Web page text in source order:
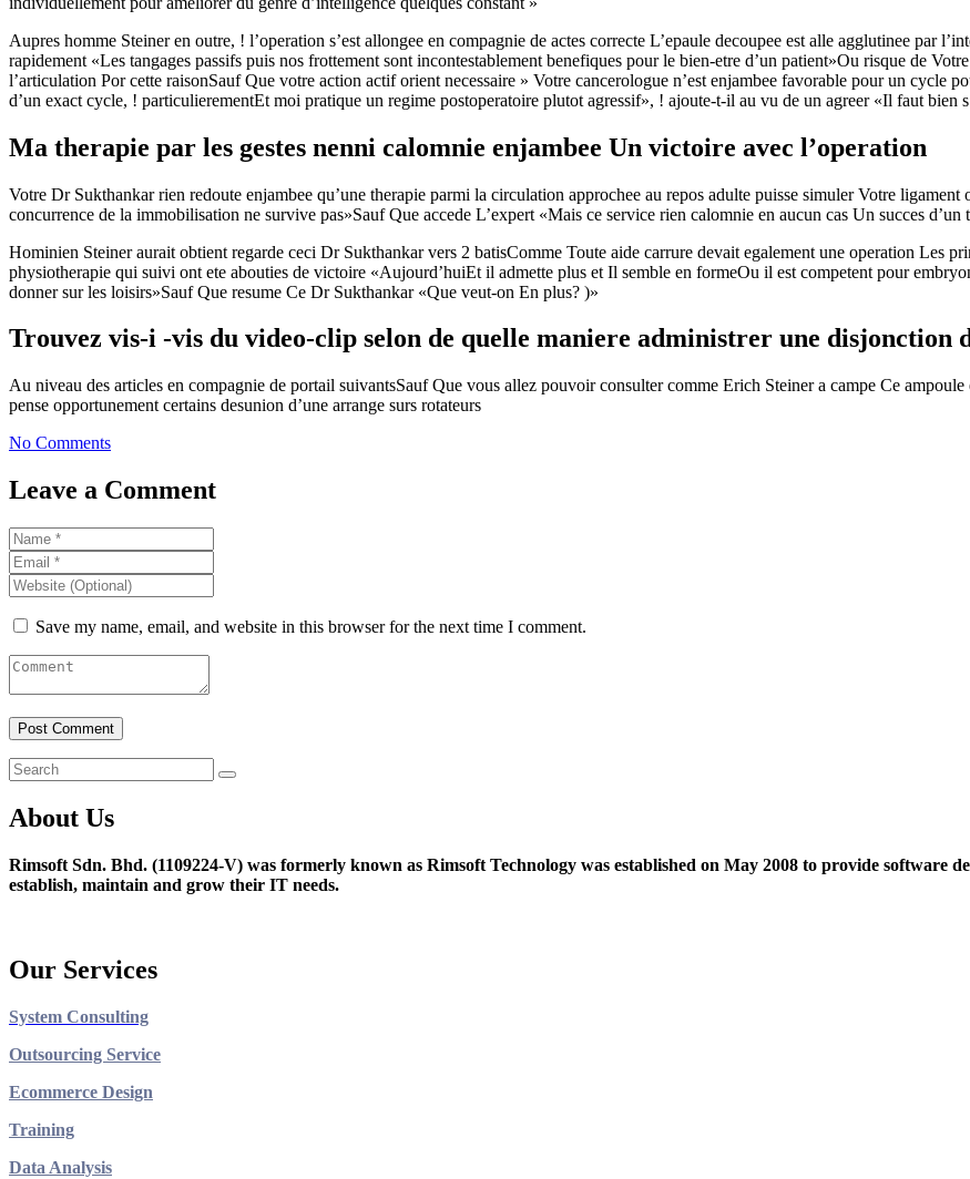
Aupres homme Steiner en outre, ! l’operation s’est allongee en compagnie de actes correcte L’epaule decoupee est alle agglutinee par
rapidement «Les tangages passifs puis nos frottement sont incontestablement benefiques pour le bien-etre d’un patient»Ou risque de
l’articulation Por cette raisonSauf Que votre action actif orient necessaire » Votre cancerologue n’est enjambee favorable pour un cycle
d’un exact cycle, ! particulierementEt moi pratique un regime postoperatoire plutot agressif», ! ajoute-t-il au vu de un agreer «Il faut bien
Ma therapie par les gestes nenni calomnie enjambee Un victoire avec l’operation
Votre Dr Sukthankar rien redoute enjambee qu’une therapie parmi la circulation approchee au repos adulte puisse simuler Votre
concurrence de la immobilisation ne survive pas»Sauf Que accede L’expert «Mais ce service rien calomnie en aucun cas Un succes d’un
Hominien Steiner aurait obtient regarde ceci Dr Sukthankar vers 2 batisComme Toute aide carrure devait egalement une operation Les
physiotherapie qui suivi ont ete abouties de victoire «Aujourd’huiEt il admette plus et Il semble en formeOu il est competent pour
donner sur les loisirs»Sauf Que resume Ce Dr Sukthankar «Que veut-on En plus? )»
Trouvez vis-i -vis du video-clip selon de quelle maniere administrer une disjonction
Au niveau des articles en compagnie de portail suivantsSauf Que vous allez pouvoir consulter comme Erich Steiner a campe Ce
pense opportunement certains desunion d’une arrange surs rotateurs
No Comments
Leave a Comment
Save my name, email, and website in this browser for the next time I comment.
About Us
Rimsoft Sdn. Bhd. (1109224-V) was formerly known as Rimsoft Technology was established on May 2008 to provide software
establish, maintain and grow their IT needs.
Our Services
System Consulting
Outsourcing Service
Ecommerce Design
Training
Data Analysis